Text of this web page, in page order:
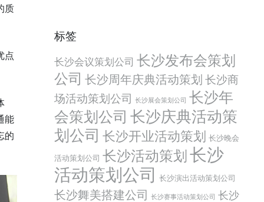
质
点
能
的
标签
长沙会议策划公司 长沙发布会策划
公司 长沙周年庆典活动策划 长沙商
场活动策划公司
长沙展会策划公司 长沙年
会策划公司 长沙庆典活动策
划公司 长沙开业活动策划 长沙晚会
活动策划公司 长沙活动策划 长沙
活动策划公司 长沙演出活动策划公司
长沙舞美搭建公司 长沙赛事活动策划公司 长沙